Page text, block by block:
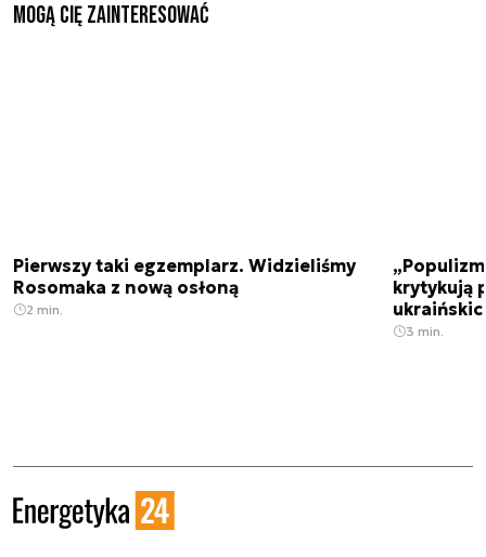
Mogą Cię zainteresować
Pierwszy taki egzemplarz. Widzieliśmy
Rosomaka z nową osłoną
2 min.
krytykują
3 min.